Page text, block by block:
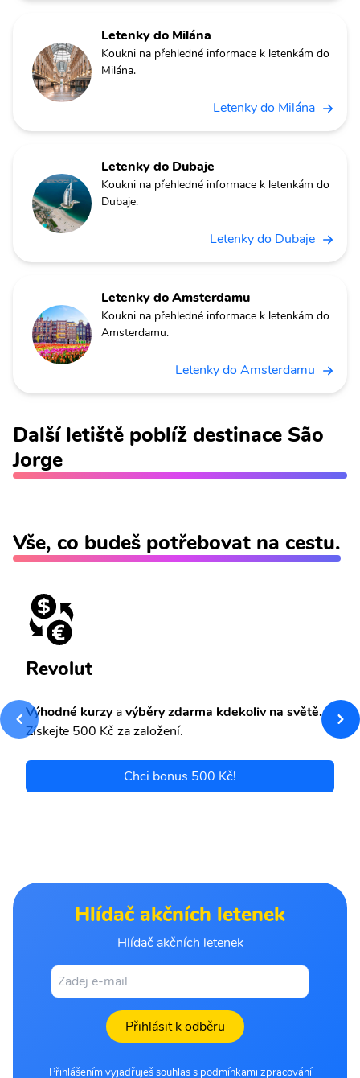
Letenky do Milána
Koukni na přehledné informace k letenkám do
Milána.
Letenky do Milána
Letenky do Dubaje
Koukni na přehledné informace k letenkám do
Dubaje.
Letenky do Dubaje
Letenky do Amsterdamu
Koukni na přehledné informace k letenkám do
Amsterdamu.
Letenky do Amsterdamu
Další letiště poblíž destinace São
Jorge
Vše, co budeš potřebovat na cestu.
Revolut
Výhodné kurzyavýběry zdarma kdekoliv na světě.
Získejte 500 Kč za založení.
Chci bonus 500 Kč!
Hlídač akčních letenek
Hlídač akčních letenek
Přihlásit k odběru
Přihlášením vyjadřuješ souhlas s podmínkami zpracování